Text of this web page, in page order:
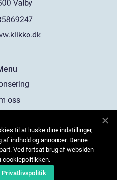
oss
oss
til at huske dine indstillinger,
indhold og annoncer. Denne
Ved fortsat brug af websiden
cookiepolitikken.
Privatlivspolitik